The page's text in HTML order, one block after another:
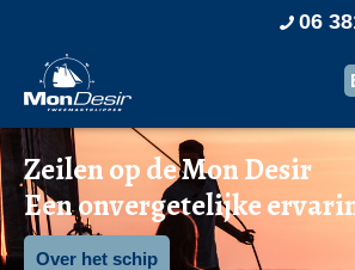
06
Zeilen op de Mon Desir
Een onvergetelijke
Over het schip